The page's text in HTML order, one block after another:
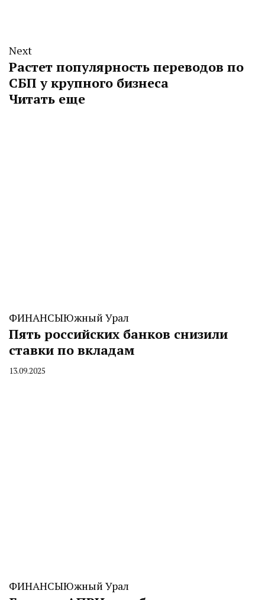
Next
Растет популярность переводов по
СБП у крупного бизнеса
Читать еще
ФИНАНСЫЮжный Урал
Пять российских банков снизили
ставки по вкладам
By
13.09.2025
ФИНАНСЫЮжный Урал